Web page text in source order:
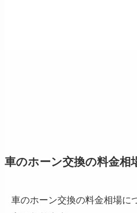
車のホーン交換の料金相
車のホーン交換の料金相場に